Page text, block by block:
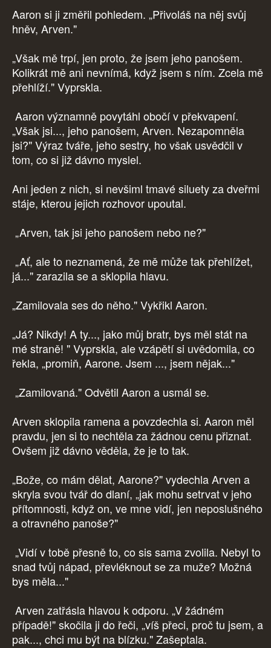
Aaron si ji změřil pohledem. „Přivoláš na něj svůj
hněv, Arven."
„Však mě trpí, jen proto, že jsem jeho panošem.
Kolikrát mě ani nevnímá, když jsem s ním. Zcela mě
přehlíží." Vyprskla.
Aaron významně povytáhl obočí v překvapení.
„Však jsi..., jeho panošem, Arven. Nezapomněla
jsi?" Výraz tváře, jeho sestry, ho však usvědčil v
tom, co si již dávno myslel.
Ani jeden z nich, si nevšiml tmavé siluety za dveřmi
stáje, kterou jejich rozhovor upoutal.
„Arven, tak jsi jeho panošem nebo ne?"
„Ať, ale to neznamená, že mě může tak přehlížet,
já..." zarazila se a sklopila hlavu.
„Zamilovala ses do něho." Vykřikl Aaron.
„Já? Nikdy! A ty..., jako můj bratr, bys měl stát na
mé straně! " Vyprskla, ale vzápětí si uvědomila, co
řekla, „promiň, Aarone. Jsem ..., jsem nějak..."
„Zamilovaná." Odvětil Aaron a usmál se.
Arven sklopila ramena a povzdechla si. Aaron měl
pravdu, jen si to nechtěla za žádnou cenu přiznat.
Ovšem již dávno věděla, že je to tak.
„Bože, co mám dělat, Aarone?" vydechla Arven a
skryla svou tvář do dlaní, „jak mohu setrvat v jeho
přítomnosti, když on, ve mne vidí, jen neposlušného
a otravného panoše?"
„Vidí v tobě přesně to, co sis sama zvolila. Nebyl to
snad tvůj nápad, převléknout se za muže? Možná
bys měla..."
Arven zatřásla hlavou k odporu. „V žádném
případě!" skočila ji do řeči, „víš přeci, proč tu jsem, a
pak..., chci mu být na blízku." Zašeptala.